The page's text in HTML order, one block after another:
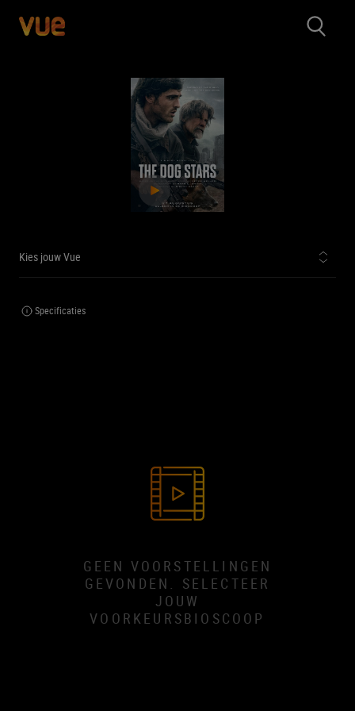
Kies jouw Vue
Specificaties
GEEN VOORSTELLINGEN
GEVONDEN. SELECTEER
JOUW
VOORKEURSBIOSCOOP